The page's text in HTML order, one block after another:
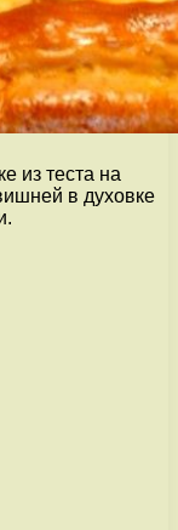
из теста на
в духовке